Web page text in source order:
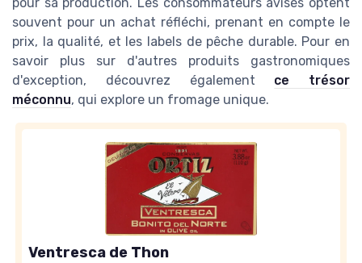
souvent pour un achat réfléchi, prenant en compte le
prix, la qualité, et les labels de pêche durable. Pour en
savoir plus sur d'autres produits gastronomiques
d'exception, découvrez également ce trésor
méconnu, qui explore un fromage unique.
Ventresca de Thon